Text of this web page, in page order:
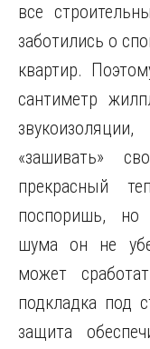
все
заботились о
квартир.
сантиметр
«зашивать»
прекрасный
поспоришь, но
шума он не
может
подкладка под
защита